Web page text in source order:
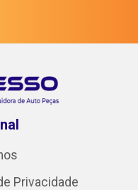
Privacidade